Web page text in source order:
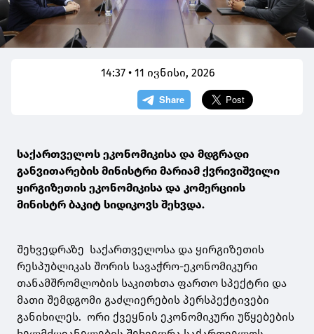
14:37 • 11 ივნისი, 2026
საქართველოს ეკონომიკისა და მდგრადი
განვითარების მინისტრი მარიამ ქვრივიშვილი
ყირგიზეთის ეკონომიკისა და კომერციის
მინისტრ ბაკიტ სიდიკოვს შეხვდა.
შეხვედრაზე საქართველოსა და ყირგიზეთის
რესპუბლიკას შორის სავაჭრო-ეკონომიკური
თანამშრომლობის საკითხთა ფართო სპექტრი და
მათი შემდგომი გაძლიერების პერსპექტივები
განიხილეს. ორი ქვეყნის ეკონომიკური უწყებების